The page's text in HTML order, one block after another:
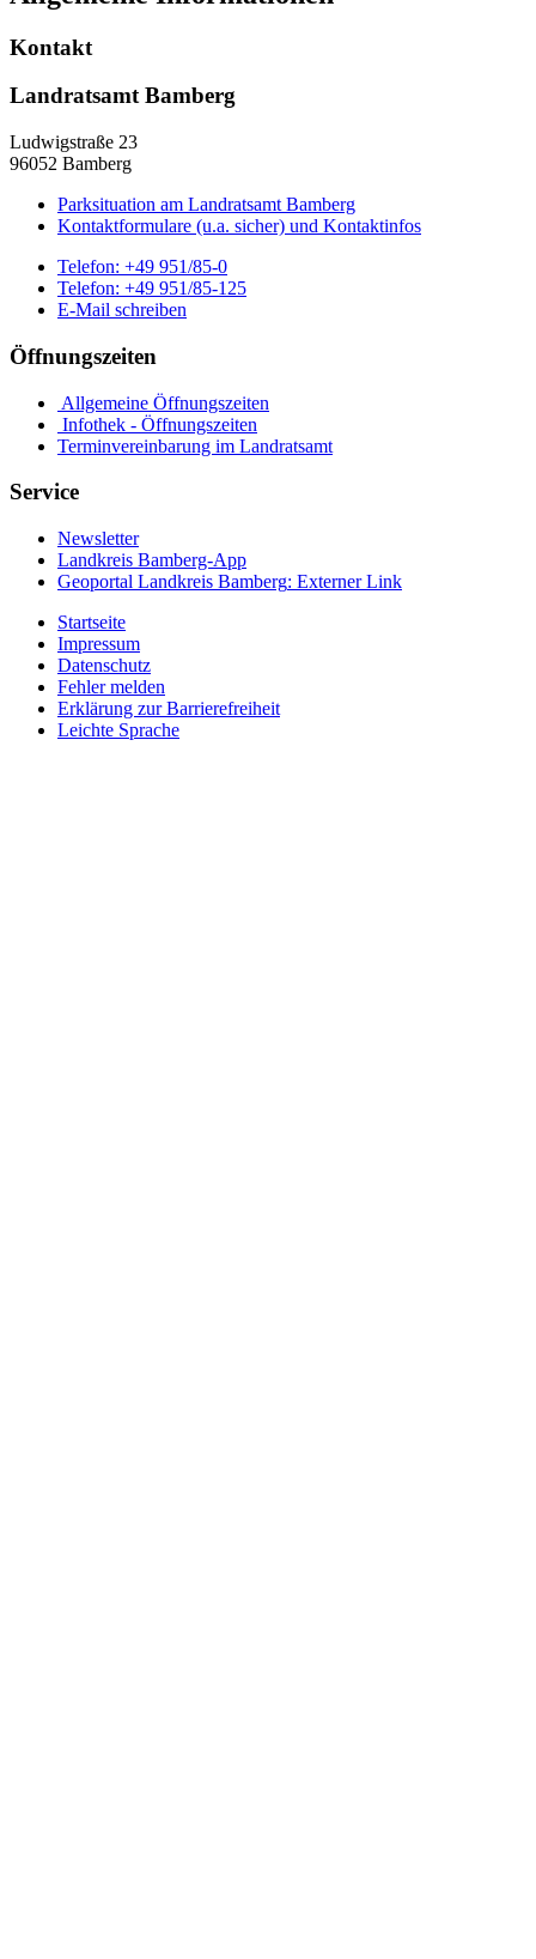
Kontakt
Landratsamt Bamberg
Ludwigstraße 23
96052 Bamberg
Parksituation am Landratsamt Bamberg
Kontaktformulare (u.a. sicher) und Kontaktinfos
Telefon: +49 951/85-0
Telefon: +49 951/85-125
E-Mail schreiben
Öffnungszeiten
Allgemeine Öffnungszeiten
Infothek - Öffnungszeiten
Terminvereinbarung im Landratsamt
Service
Newsletter
Landkreis Bamberg-App
Geoportal Landkreis Bamberg: Externer Link
Startseite
Impressum
Datenschutz
Fehler melden
Erklärung zur Barrierefreiheit
Leichte Sprache